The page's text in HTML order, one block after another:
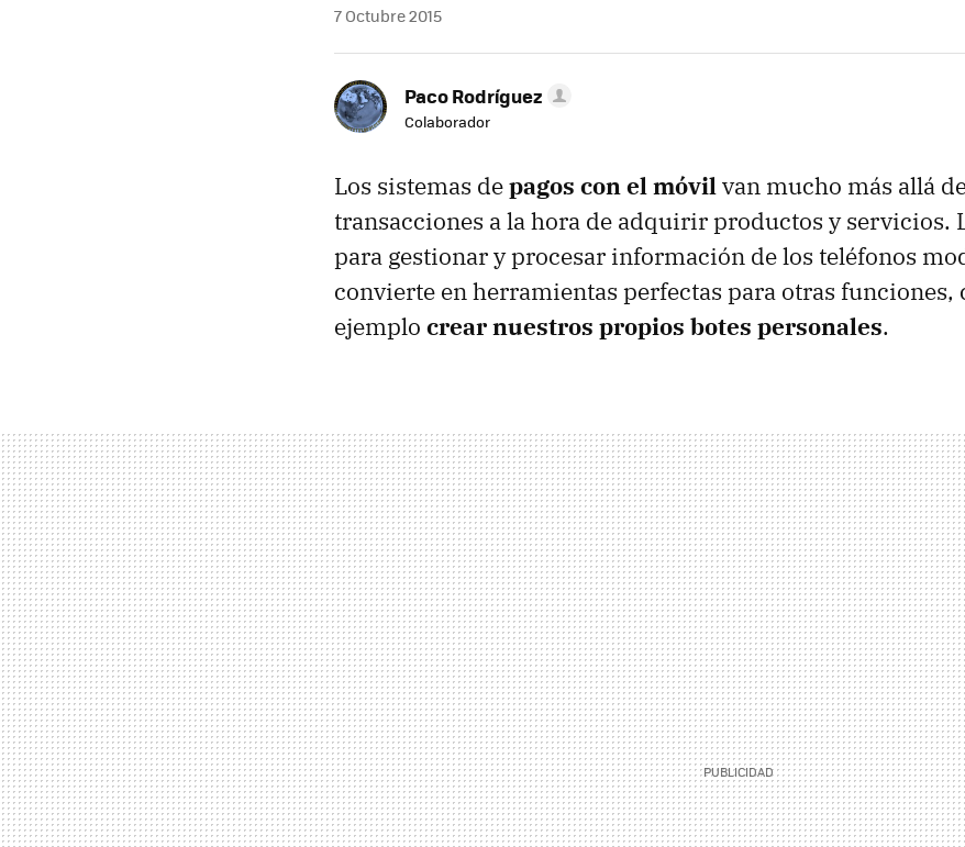
7 Octubre 2015
Paco Rodríguez
Colaborador
Los sistemas depagos con el móvilvan mucho más allá
transacciones a la hora de adquirir productos y servicios.
para gestionar y procesar información de los teléfonos
convierte en herramientas perfectas para otras funciones,
ejemplo crear nuestros propios botes personales.